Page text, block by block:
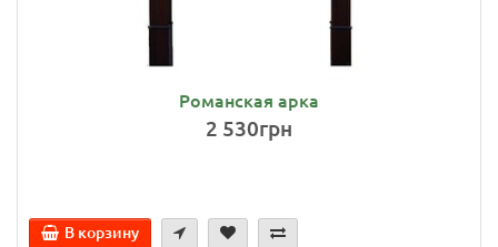
Романская арка
2 530грн
В корзину